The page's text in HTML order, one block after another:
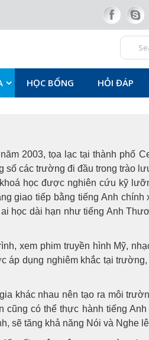
HỌC BỔNG HỎI ĐÁP
2003, tọa lạc tại thành phố
các trường đi đầu trong trào
học được nghiên cứu kỹ
giao tiếp bằng tiếng Anh chính
học dài hạn như tiếng Anh
xem phim truyền hình Mỹ,
áp dụng nghiêm khắc tại
khác nhau nên tạo ra môi
có thể thực hành tiếng
sẽ tăng khả năng Nói và Nghe